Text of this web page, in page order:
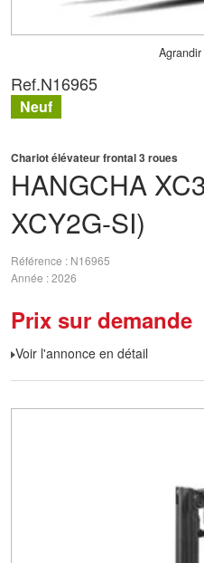
HANGCHA
XCY2G-SI)
Chariot élévateur frontal 3 roues
Référence
N16965
Année 2026
Prix sur demande
Voir l'annonce en détail
Ref.N16965
Neuf